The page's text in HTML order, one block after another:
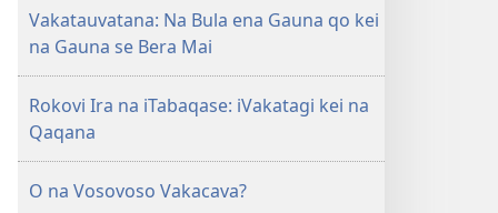
Vakatauvatana: Na Bula ena Gauna qo kei
na Gauna se Bera Mai
Rokovi Ira na iTabaqase: iVakatagi kei na
Qaqana
O na Vosovoso Vakacava?